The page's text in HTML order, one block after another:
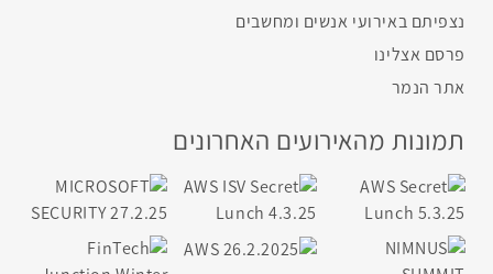
נצפיתם באירועי אנשים ומחשבים
פרסם אצלינו
אתר הנמר
תמונות מהאירועים האחרונים